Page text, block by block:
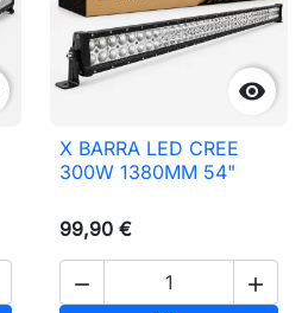

X BARRA LED CREE
300W 1380MM 54"
99,90 €
 